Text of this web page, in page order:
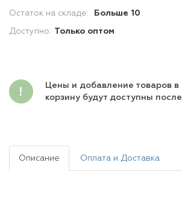
Остаток на складе: Больше 10
Доступно: Только оптом
Цены и добавление товаров в
корзину будут доступны после
Описание Оплата и Доставка